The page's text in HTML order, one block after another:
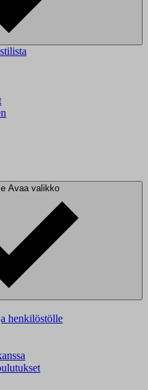
Avaa valikko
henkilöstölle